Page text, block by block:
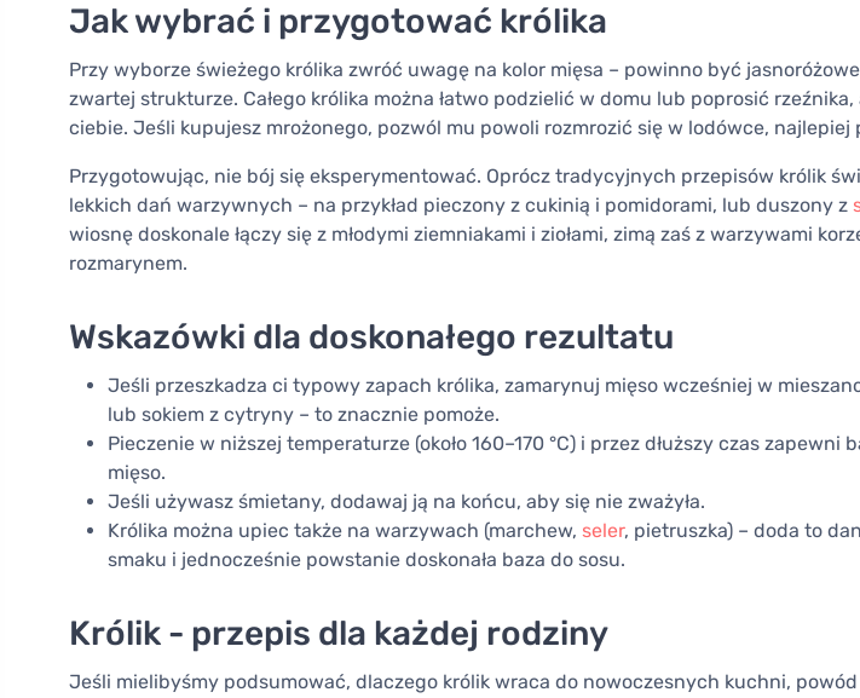
Jak wybrać i przygotować królika
Przy wyborze świeżego królika zwróć uwagę na kolor mięsa – powinno być
zwartej strukturze. Całego królika można łatwo podzielić w domu lub poprosić rzeźnika,
ciebie. Jeśli kupujesz mrożonego, pozwól mu powoli rozmrozić się w lodówce, najlepiej
Przygotowując, nie bój się eksperymentować. Oprócz tradycyjnych przepisów królik
lekkich dań warzywnych – na przykład pieczony z cukinią i pomidorami, lub duszony z
wiosnę doskonale łączy się z młodymi ziemniakami i ziołami, zimą zaś z warzywami
rozmarynem.
Wskazówki dla doskonałego rezultatu
Jeśli przeszkadza ci typowy zapach królika, zamarynuj mięso wcześniej w
lub sokiem z cytryny – to znacznie pomoże.
Pieczenie w niższej temperaturze (około 160–170 °C) i przez dłuższy czas zapewni
mięso.
Jeśli używasz śmietany, dodawaj ją na końcu, aby się nie zważyła.
Królika można upiec także na warzywach (marchew, seler, pietruszka) – doda to
smaku i jednocześnie powstanie doskonała baza do sosu.
Królik - przepis dla każdej rodziny
Jeśli mielibyśmy podsumować, dlaczego królik wraca do nowoczesnych kuchni,